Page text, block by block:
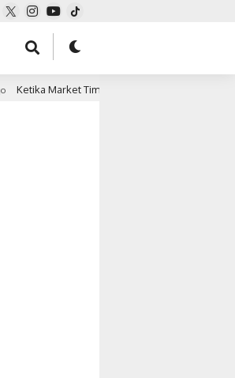
Ketika Market Timing Bertemu Tekanan